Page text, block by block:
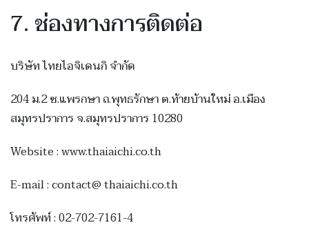
7. ช่องทางการติดต่อ
บริษัท ไทยไอจิเดนกิ จำกัด
204 ม.2 ซ.แพรกษา ถ.พุทธรักษา ต.ท้ายบ้านใหม่ อ.เมือง
สมุทรปราการ จ.สมุทรปราการ 10280
Website : www.thaiaichi.co.th
E-mail : contact@ thaiaichi.co.th
โทรศัพท์ : 02-702-7161-4